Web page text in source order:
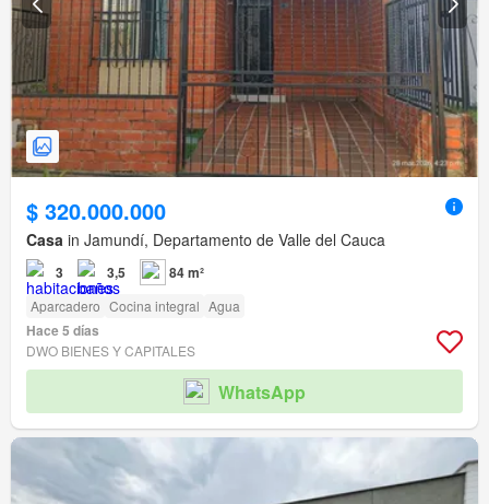
$ 320.000.000
Casa in Jamundí, Departamento de Valle del Cauca
3 3,5 84 m²
Aparcadero Cocina integral Agua
Hace 5 días
DWO BIENES Y CAPITALES
WhatsApp